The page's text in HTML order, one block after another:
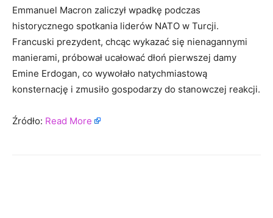
Emmanuel Macron zaliczył wpadkę podczas
historycznego spotkania liderów NATO w Turcji.
Francuski prezydent, chcąc wykazać się nienagannymi
manierami, próbował ucałować dłoń pierwszej damy
Emine Erdogan, co wywołało natychmiastową
konsternację i zmusiło gospodarzy do stanowczej reakcji.
Źródło: Read More